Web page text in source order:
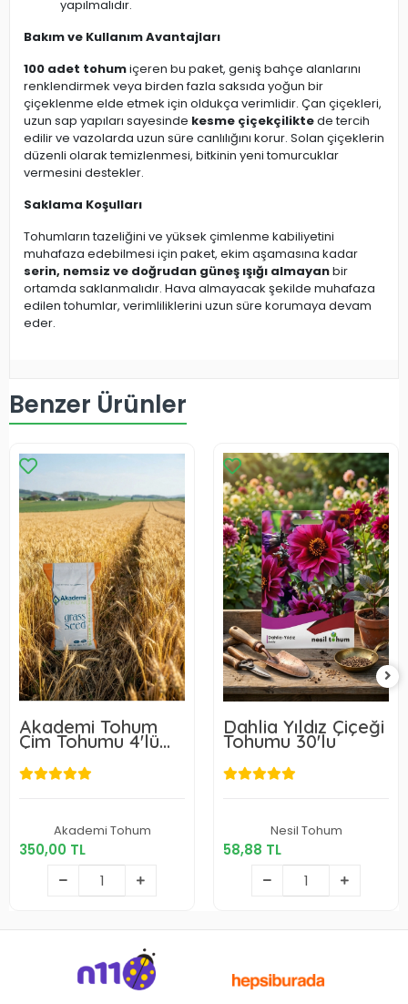
yapılmalıdır.
Bakım ve Kullanım Avantajları
100 adet tohumiçeren bu paket, geniş bahçe alanlarını
renklendirmek veya birden fazla saksıda yoğun bir
çiçeklenme elde etmek için oldukça verimlidir. Çan çiçekleri,
uzun sap yapıları sayesinde kesme çiçekçiliktede tercih
edilir ve vazolarda uzun süre canlılığını korur. Solan çiçeklerin
düzenli olarak temizlenmesi, bitkinin yeni tomurcuklar
vermesini destekler.
Saklama Koşulları
Tohumların tazeliğini ve yüksek çimlenme kabiliyetini
muhafaza edebilmesi için paket, ekim aşamasına kadar
serin, nemsiz ve doğrudan güneş ışığı almayanbir
ortamda saklanmalıdır. Hava almayacak şekilde muhafaza
edilen tohumlar, verimliliklerini uzun süre korumaya devam
eder.
Benzer Ürünler
Akademi Tohum
Çim Tohumu 4'lü
Karışım 1 Kg
Akademi Tohum
350,00 TL
350,00 TL
Sepete Ekle
Dahlia Yıldız Çiçeği
Tohumu 30'lu
Nesil Tohum
58,88 TL
58,88 TL
Sepete Ekle